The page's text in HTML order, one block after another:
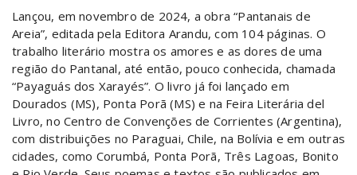
Lançou, em novembro de 2024, a obra “Pantanais de
Areia”, editada pela Editora Arandu, com 104 páginas. O
trabalho literário mostra os amores e as dores de uma
região do Pantanal, até então, pouco conhecida, chamada
“Payaguás dos Xarayés”. O livro já foi lançado em
Dourados (MS), Ponta Porã (MS) e na Feira Literária del
Livro, no Centro de Convenções de Corrientes (Argentina),
com distribuições no Paraguai, Chile, na Bolívia e em outras
cidades, como Corumbá, Ponta Porã, Três Lagoas, Bonito